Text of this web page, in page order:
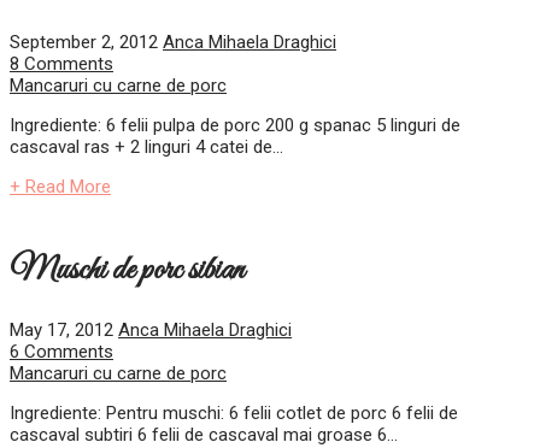
September 2, 2012 Anca Mihaela Draghici
8 Comments
Mancaruri cu carne de porc
Ingrediente: 6 felii pulpa de porc 200 g spanac 5 linguri de
cascaval ras + 2 linguri 4 catei de...
+ Read More
Muschi de porc sibian
May 17, 2012 Anca Mihaela Draghici
6 Comments
Mancaruri cu carne de porc
Ingrediente: Pentru muschi: 6 felii cotlet de porc 6 felii de
cascaval subtiri 6 felii de cascaval mai groase 6...